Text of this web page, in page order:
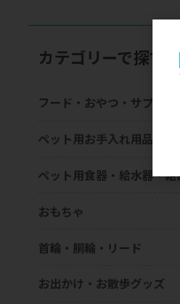
カテゴリーで探す
フード・おやつ・サプリメ
ペット用お手入れ用品
ペット用食器・給水器・給
おもちゃ
首輪・胴輪・リード
お出かけ・お散歩グッズ